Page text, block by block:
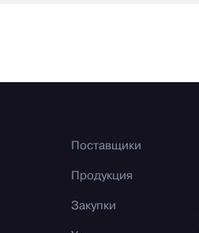
Поставщики
Продукция
Закупки